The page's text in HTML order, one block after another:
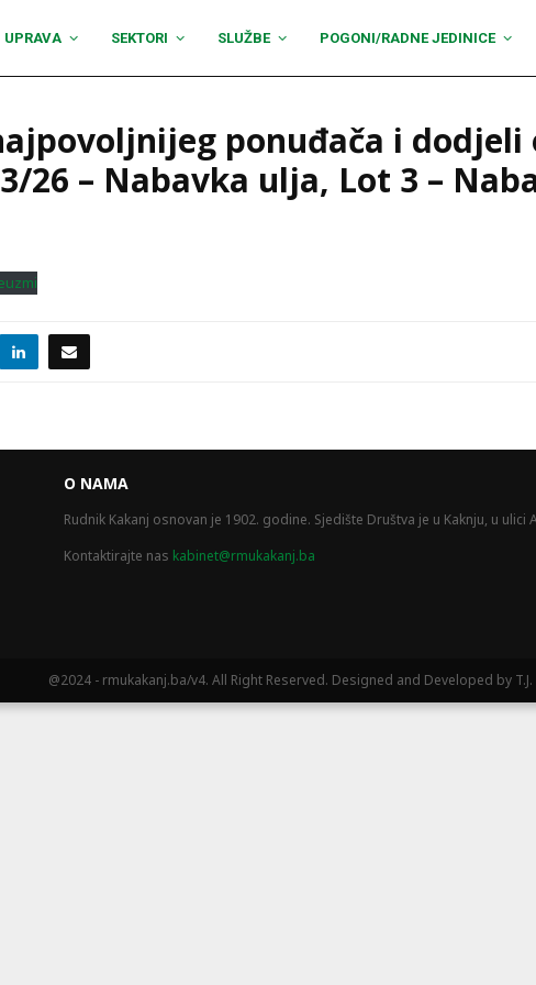
UPRAVA SEKTORI SLUŽBE POGONI/RADNE JEDINICE
ponuđača i dodjeli
26 – Nabavka ulja, Lot 3 –
O NAMA
Rudnik Kakanj osnovan je 1902. godine. Sjedište Društva je u Kaknju, u ulici
Kontaktirajte nas kabinet@rmukakanj.ba
@2024 - rmukakanj.ba/v4. All Right Reserved. Designed and Developed by T.J.